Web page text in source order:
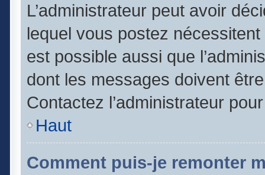
L’administrateur peut avoir
lequel vous postez nécessitent
est possible aussi que
dont les messages doivent
Contactez l’administrateur
Haut
Comment puis-je remonter